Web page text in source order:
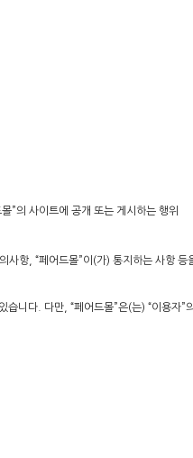
”의 사이트에 공개 또는 게시하는 행위
항, “페어드몰”이(가) 통지하는 사항
니다. 다만, “페어드몰”은(는) “이용자